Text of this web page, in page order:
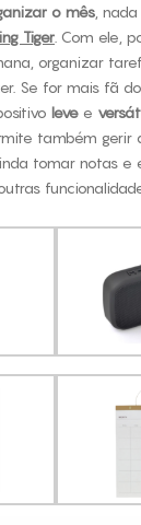
o mês ,
Tiger . Com ele,
organizar
Se for mais fã
leve e
também gerir
tomar notas e